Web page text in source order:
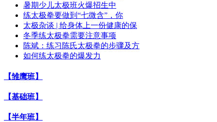
暑期少儿太极班火爆招生中
练太极拳要做到“七微含”，你
太极杂谈 | 给身体上一份健康的保
冬季练太极拳需要注意事项
陈斌：练习陈氏太极拳的步骤及方
如何练太极拳的爆发力
【雏鹰班】
【基础班】
【半年班】